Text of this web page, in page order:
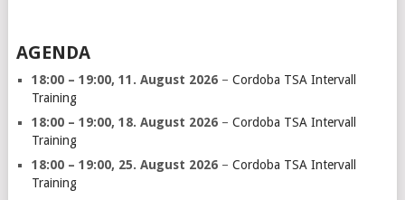
AGENDA
18:00 – 19:00, 11. August 2026– Cordoba TSA Intervall
Training
18:00 – 19:00, 18. August 2026– Cordoba TSA Intervall
Training
18:00 – 19:00, 25. August 2026– Cordoba TSA Intervall
Training